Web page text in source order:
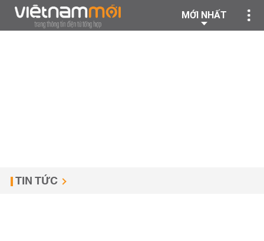
MỚI NHẤT
TIN TỨC